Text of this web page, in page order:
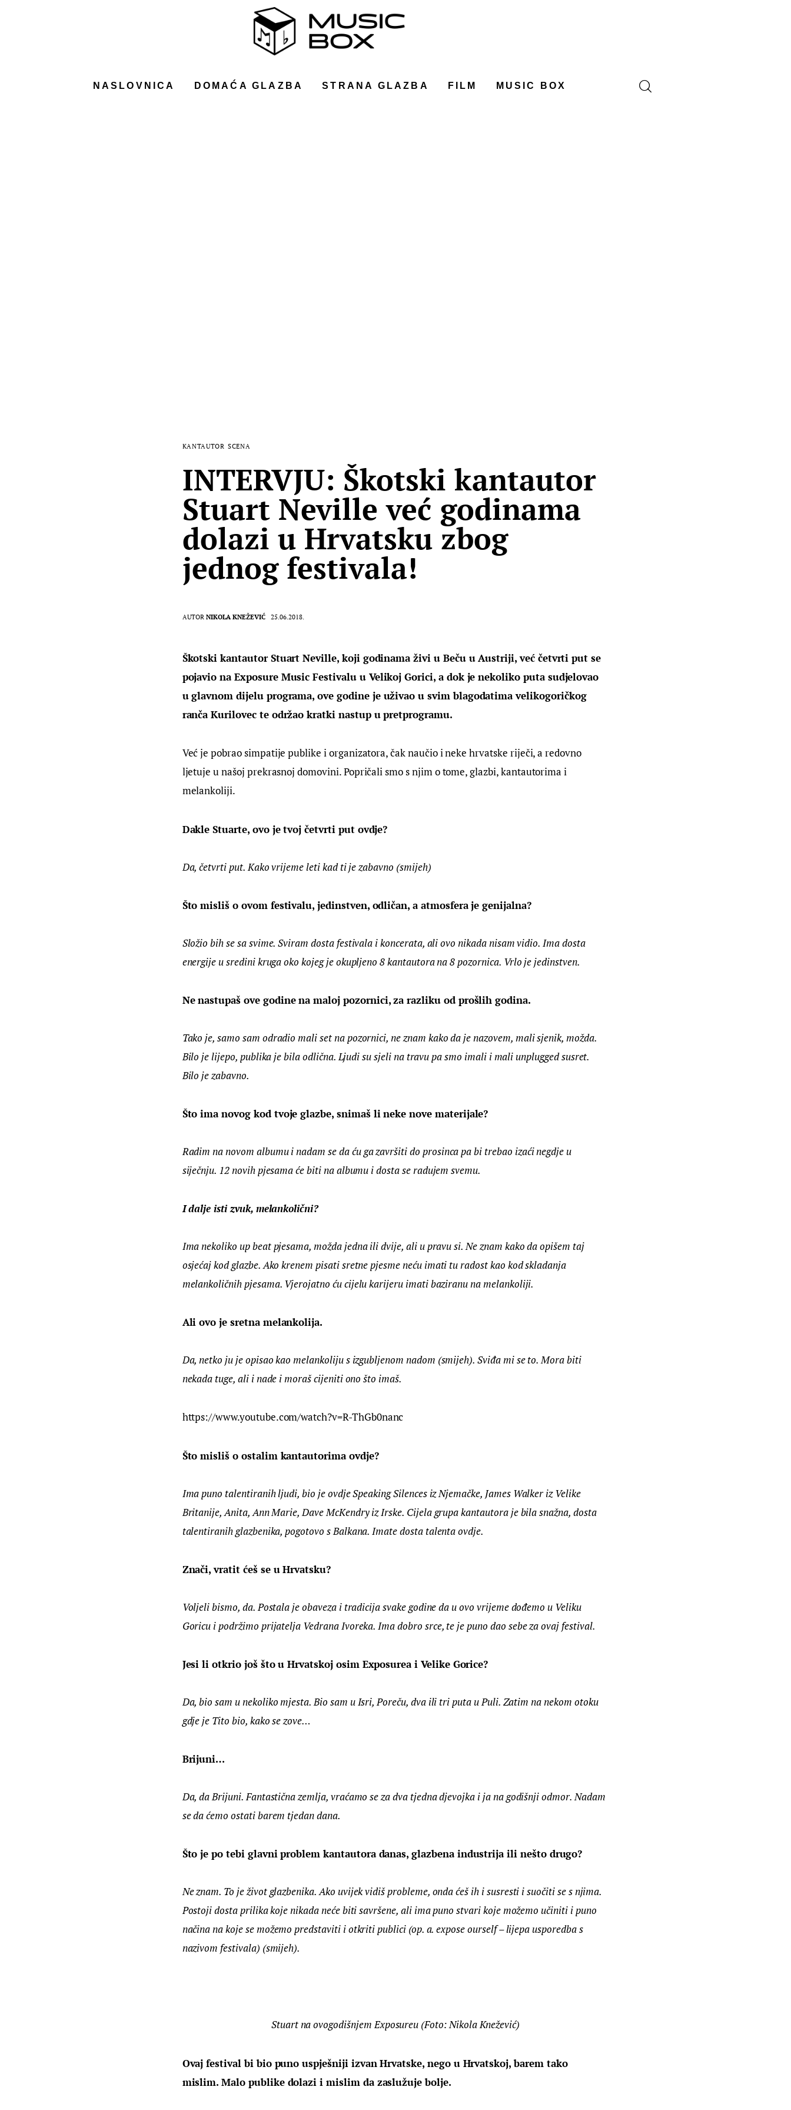
NASLOVNICA DOMAĆA GLAZBA STRANA GLAZBA FILM MUSIC BOX
KANTAUTOR SCENA
INTERVJU: Škotski kantautor
Stuart Neville već godinama
dolazi u Hrvatsku zbog
jednog festivala!
AUTOR NIKOLA KNEŽEVIĆ 25.06.2018.
Škotski kantautor Stuart Neville, koji godinama živi u Beču u Austriji, već četvrti put se
pojavio na Exposure Music Festivalu u Velikoj Gorici, a dok je nekoliko puta sudjelovao
u glavnom dijelu programa, ove godine je uživao u svim blagodatima velikogoričkog
ranča Kurilovec te održao kratki nastup u pretprogramu.
Već je pobrao simpatije publike i organizatora, čak naučio i neke hrvatske riječi, a redovno
ljetuje u našoj prekrasnoj domovini. Popričali smo s njim o tome, glazbi, kantautorima i
melankoliji.
Dakle Stuarte, ovo je tvoj četvrti put ovdje?
Da, četvrti put. Kako vrijeme leti kad ti je zabavno (smijeh)
Što misliš o ovom festivalu, jedinstven, odličan, a atmosfera je genijalna?
Složio bih se sa svime. Sviram dosta festivala i koncerata, ali ovo nikada nisam vidio. Ima dosta
energije u sredini kruga oko kojeg je okupljeno 8 kantautora na 8 pozornica. Vrlo je jedinstven.
Ne nastupaš ove godine na maloj pozornici, za razliku od prošlih godina.
Tako je, samo sam odradio mali set na pozornici, ne znam kako da je nazovem, mali sjenik, možda.
Bilo je lijepo, publika je bila odlična. Ljudi su sjeli na travu pa smo imali i mali unplugged susret.
Bilo je zabavno.
Što ima novog kod tvoje glazbe, snimaš li neke nove materijale?
Radim na novom albumu i nadam se da ću ga završiti do prosinca pa bi trebao izaći negdje u
siječnju. 12 novih pjesama će biti na albumu i dosta se radujem svemu.
I dalje isti zvuk, melankolični?
Ima nekoliko up beat pjesama, možda jedna ili dvije, ali u pravu si. Ne znam kako da opišem taj
osjećaj kod glazbe. Ako krenem pisati sretne pjesme neću imati tu radost kao kod skladanja
melankoličnih pjesama. Vjerojatno ću cijelu karijeru imati baziranu na melankoliji.
Ali ovo je sretna melankolija.
Da, netko ju je opisao kao melankoliju s izgubljenom nadom (smijeh). Sviđa mi se to. Mora biti
nekada tuge, ali i nade i moraš cijeniti ono što imaš.
https://www.youtube.com/watch?v=R-ThGb0nanc
Što misliš o ostalim kantautorima ovdje?
Ima puno talentiranih ljudi, bio je ovdje Speaking Silences iz Njemačke, James Walker iz Velike
Britanije, Anita, Ann Marie, Dave McKendry iz Irske. Cijela grupa kantautora je bila snažna, dosta
talentiranih glazbenika, pogotovo s Balkana. Imate dosta talenta ovdje.
Znači, vratit ćeš se u Hrvatsku?
Voljeli bismo, da. Postala je obaveza i tradicija svake godine da u ovo vrijeme dođemo u Veliku
Goricu i podržimo prijatelja Vedrana Ivoreka. Ima dobro srce, te je puno dao sebe za ovaj festival.
Jesi li otkrio još što u Hrvatskoj osim Exposurea i Velike Gorice?
Da, bio sam u nekoliko mjesta. Bio sam u Isri, Poreču, dva ili tri puta u Puli. Zatim na nekom otoku
gdje je Tito bio, kako se zove…
Brijuni…
Da, da Brijuni. Fantastična zemlja, vraćamo se za dva tjedna djevojka i ja na godišnji odmor. Nadam
se da ćemo ostati barem tjedan dana.
Što je po tebi glavni problem kantautora danas, glazbena industrija ili nešto drugo?
Ne znam. To je život glazbenika. Ako uvijek vidiš probleme, onda ćeš ih i susresti i suočiti se s njima.
Postoji dosta prilika koje nikada neće biti savršene, ali ima puno stvari koje možemo učiniti i puno
načina na koje se možemo predstaviti i otkriti publici (op. a. expose ourself – lijepa usporedba s
nazivom festivala) (smijeh).
Stuart na ovogodišnjem Exposureu (Foto: Nikola Knežević)
Ovaj festival bi bio puno uspješniji izvan Hrvatske, nego u Hrvatskoj, barem tako
mislim. Malo publike dolazi i mislim da zaslužuje bolje.